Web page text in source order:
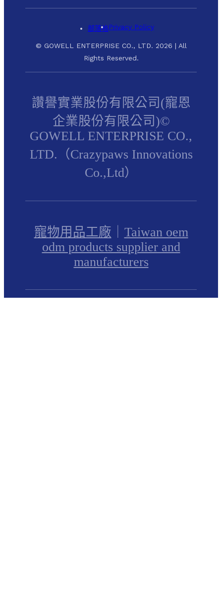
© GOWELL ENTERPRISE CO., LTD. 2026 | All
Rights Reserved.
部落格Privacy Policy
讚譽實業股份有限公司(寵恩
企業股份有限公司)©
GOWELL ENTERPRISE CO.,
LTD.（Crazypaws Innovations
Co.,Ltd）
寵物用品工廠
Taiwan oem
odm products supplier and
manufacturers